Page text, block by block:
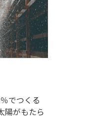
でつくる
陽がもたら